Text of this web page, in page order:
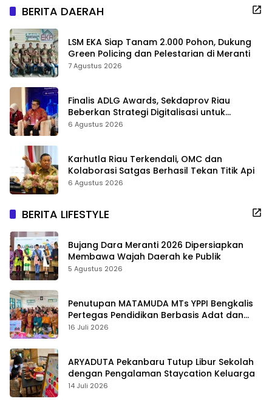
BERITA DAERAH
LSM EKA Siap Tanam 2.000 Pohon, Dukung
Green Policing dan Pelestarian di Meranti
7 Agustus 2026
Finalis ADLG Awards, Sekdaprov Riau
Beberkan Strategi Digitalisasi untuk
Tingkatkan Layanan Publik
6 Agustus 2026
Karhutla Riau Terkendali, OMC dan
Kolaborasi Satgas Berhasil Tekan Titik Api
6 Agustus 2026
BERITA LIFESTYLE
Bujang Dara Meranti 2026 Dipersiapkan
Membawa Wajah Daerah ke Publik
5 Agustus 2026
Penutupan MATAMUDA MTs YPPI Bengkalis
Pertegas Pendidikan Berbasis Adat dan
Karakter
16 Juli 2026
ARYADUTA Pekanbaru Tutup Libur Sekolah
dengan Pengalaman Staycation Keluarga
14 Juli 2026